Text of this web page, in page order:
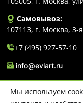
Самовывоз:
107113, г. Москва,
+7 (495) 927-57-10
info@evlart.ru
Мы используем